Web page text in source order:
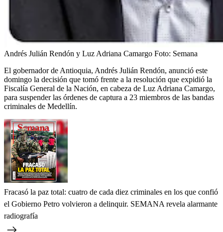
Andrés Julián Rendón y Luz Adriana Camargo Foto: Semana
El gobernador de Antioquia, Andrés Julián Rendón, anunció este
domingo la decisión que tomó frente a la resolución que expidió la
Fiscalía General de la Nación, en cabeza de Luz Adriana Camargo,
para suspender las órdenes de captura a 23 miembros de las bandas
criminales de Medellín.
Fracasó la paz total: cuatro de cada diez criminales en los que confió
el Gobierno Petro volvieron a delinquir. SEMANA revela alarmante
radiografía